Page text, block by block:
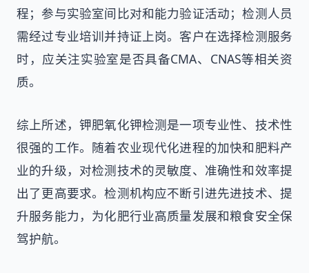
程；参与实验室间比对和能力验证活动；检测人员
需经过专业培训并持证上岗。客户在选择检测服务
时，应关注实验室是否具备CMA、CNAS等相关资
质。
综上所述，钾肥氧化钾检测是一项专业性、技术性
很强的工作。随着农业现代化进程的加快和肥料产
业的升级，对检测技术的灵敏度、准确性和效率提
出了更高要求。检测机构应不断引进先进技术、提
升服务能力，为化肥行业高质量发展和粮食安全保
驾护航。